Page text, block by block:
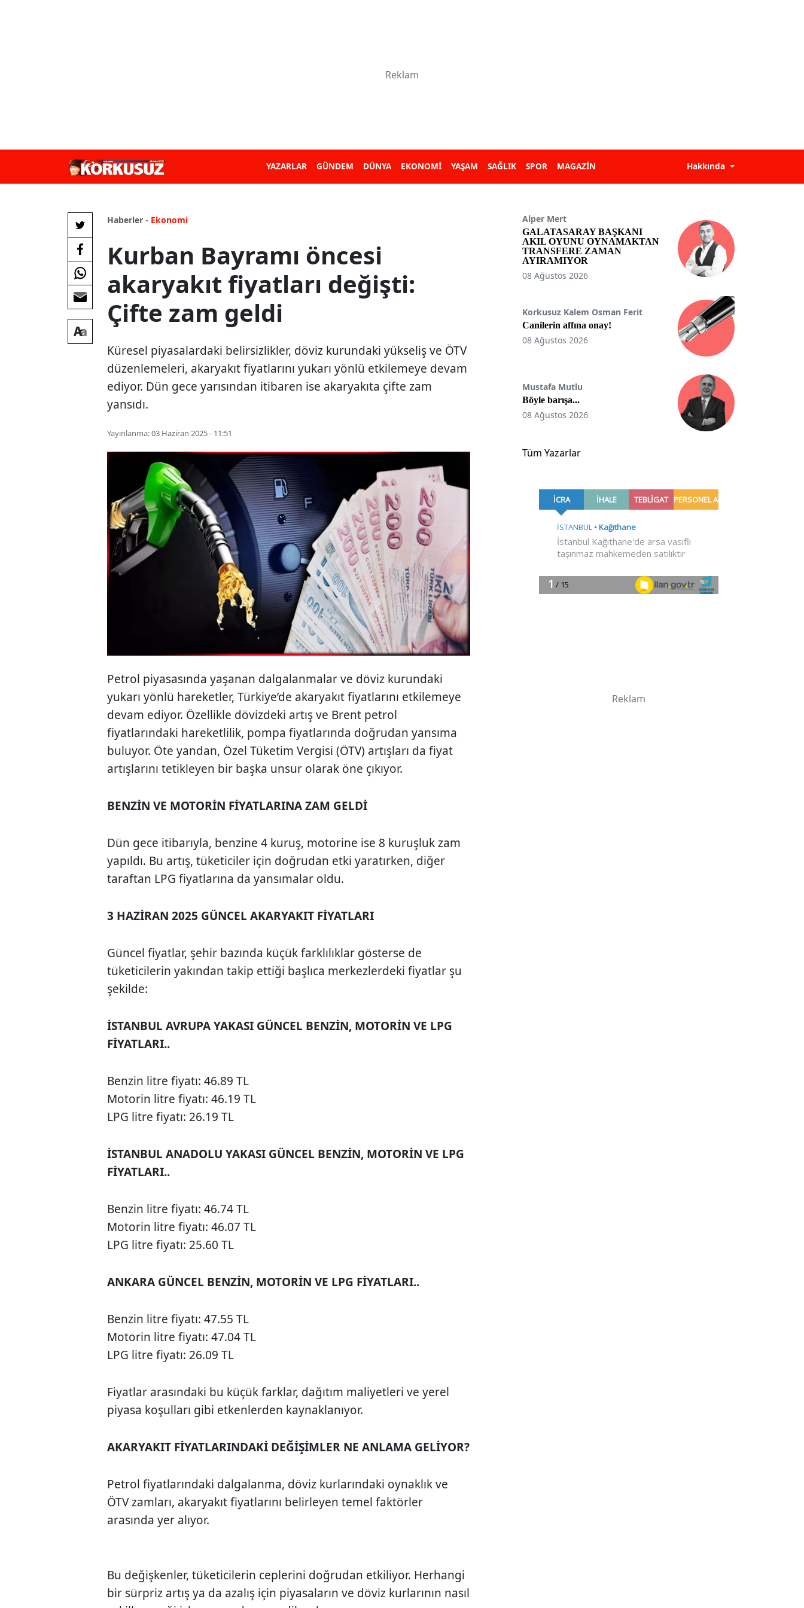
YAZARLAR GÜNDEM DÜNYA EKONOMİ YAŞAM SAĞLIK SPOR MAGAZİN Hakkında
Haberler - Ekonomi
Kurban Bayramı öncesi
akaryakıt fiyatları değişti:
Çifte zam geldi
Küresel piyasalardaki belirsizlikler, döviz kurundaki yükseliş ve ÖTV
düzenlemeleri, akaryakıt fiyatlarını yukarı yönlü etkilemeye devam
ediyor. Dün gece yarısından itibaren ise akaryakıta çifte zam
yansıdı.
Yayınlanma:03 Haziran 2025 - 11:51
Petrol piyasasında yaşanan dalgalanmalar ve döviz kurundaki
yukarı yönlü hareketler, Türkiye’de akaryakıt fiyatlarını etkilemeye
devam ediyor. Özellikle dövizdeki artış ve Brent petrol
fiyatlarındaki hareketlilik, pompa fiyatlarında doğrudan yansıma
buluyor. Öte yandan, Özel Tüketim Vergisi (ÖTV) artışları da fiyat
artışlarını tetikleyen bir başka unsur olarak öne çıkıyor.
BENZİN VE MOTORİN FİYATLARINA ZAM GELDİ
Dün gece itibarıyla, benzine 4 kuruş, motorine ise 8 kuruşluk zam
yapıldı. Bu artış, tüketiciler için doğrudan etki yaratırken, diğer
taraftan LPG fiyatlarına da yansımalar oldu.
3 HAZİRAN 2025 GÜNCEL AKARYAKIT FİYATLARI
Güncel fiyatlar, şehir bazında küçük farklılıklar gösterse de
tüketicilerin yakından takip ettiği başlıca merkezlerdeki fiyatlar şu
şekilde:
İSTANBUL AVRUPA YAKASI GÜNCEL BENZİN, MOTORİN VE LPG
FİYATLARI..
Benzin litre fiyatı: 46.89 TL
Motorin litre fiyatı: 46.19 TL
LPG litre fiyatı: 26.19 TL
İSTANBUL ANADOLU YAKASI GÜNCEL BENZİN, MOTORİN VE LPG
FİYATLARI..
Benzin litre fiyatı: 46.74 TL
Motorin litre fiyatı: 46.07 TL
LPG litre fiyatı: 25.60 TL
ANKARA GÜNCEL BENZİN, MOTORİN VE LPG FİYATLARI..
Benzin litre fiyatı: 47.55 TL
Motorin litre fiyatı: 47.04 TL
LPG litre fiyatı: 26.09 TL
Fiyatlar arasındaki bu küçük farklar, dağıtım maliyetleri ve yerel
piyasa koşulları gibi etkenlerden kaynaklanıyor.
AKARYAKIT FİYATLARINDAKİ DEĞİŞİMLER NE ANLAMA GELİYOR?
Petrol fiyatlarındaki dalgalanma, döviz kurlarındaki oynaklık ve
ÖTV zamları, akaryakıt fiyatlarını belirleyen temel faktörler
arasında yer alıyor.
Bu değişkenler, tüketicilerin ceplerini doğrudan etkiliyor. Herhangi
bir sürpriz artış ya da azalış için piyasaların ve döviz kurlarının nasıl
Alper Mert
GALATASARAY BAŞKANI
AKIL OYUNU OYNAMAKTAN
TRANSFERE ZAMAN
AYIRAMIYOR
08 Ağustos 2026
Korkusuz Kalem Osman Ferit
Canilerin affına onay!
08 Ağustos 2026
Mustafa Mutlu
Böyle barışa...
08 Ağustos 2026
Tüm Yazarlar